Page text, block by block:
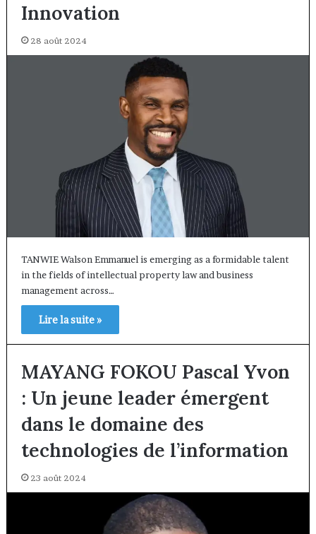
Innovation
28 août 2024
TANWIE Walson Emmanuel is emerging as a formidable talent
in the fields of intellectual property law and business
management across…
Lire la suite »
MAYANG FOKOU Pascal Yvon
: Un jeune leader émergent
dans le domaine des
technologies de l’information
23 août 2024